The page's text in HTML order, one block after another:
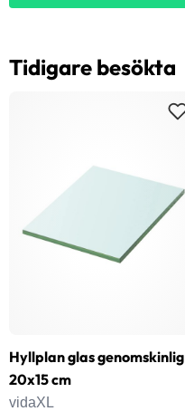
Tidigare besökta
Hyllplan glas genomskinlig
20x15 cm
vidaXL